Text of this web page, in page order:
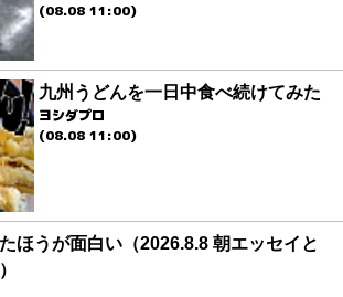
(08.08 11:00)
九州うどんを一日中食べ続けてみた
ヨシダプロ
(08.08 11:00)
ほうが面白い（2026.8.8 朝エッセイと